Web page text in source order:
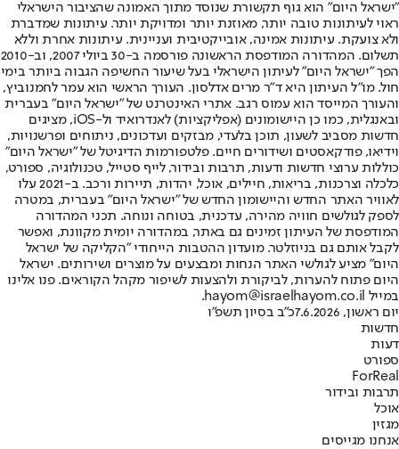
"ישראל היום" הוא גוף תקשורת שנוסד מתוך האמונה שהציבור הישראלי
ראוי לעיתונות טובה יותר, מאוזנת יותר ומדויקת יותר. עיתונות שמדברת
ולא צועקת. עיתונות אמינה, אובייקטיבית ועניינית. עיתונות אחרת וללא
תשלום. המהדורה המודפסת הראשונה פורסמה ב-30 ביולי 2007, וב-2010
הפך "ישראל היום" לעיתון הישראלי בעל שיעור החשיפה הגבוה ביותר בימי
חול. מו"ל העיתון היא ד"ר מרים אדלסון. העורך הראשי הוא עמר לחמנוביץ,
והעורך המייסד הוא עמוס רגב. אתרי האינטרנט של "ישראל היום" בעברית
ובאנגלית, כמו כן היישומונים (אפליקציות) לאנדרואיד ול-iOS, מציגים
חדשות מסביב לשעון, תוכן בלעדי, מבזקים ועדכונים, ניתוחים ופרשנויות,
וידיאו, פודקאסטים ושידורים חיים. פלטפורמות הדיגיטל של "ישראל היום"
כוללות ערוצי חדשות ודעות, תרבות ובידור, לייף סטייל, טכנולוגיה, ספורט,
כלכלה וצרכנות, בריאות, חיילים, אוכל, יהדות, תיירות ורכב. ב-2021 עלו
לאוויר האתר החדש והיישומון החדש של "ישראל היום" בעברית, במטרה
לספק לגולשים חוויה מהירה, עדכנית, בטוחה ונוחה. תכני המהדורה
המודפסת של העיתון זמינים גם באתר, במהדורה יומית מקוונת, ואפשר
לקבל אותם גם בניוזלטר. מועדון ההטבות הייחודי "הקליקה של ישראל
היום" מציע לגולשי האתר הנחות ומבצעים על מוצרים ושירותים. ישראל
היום פתוח להערות, לביקורת ולהצעות לשיפור מקהל הקוראים. פנו אלינו
במייל hayom@israelhayom.co.il.
יום ראשון, 7.6.2026
כ"ב בסיון תשפ"ו
חדשות
דעות
ספורט
ForReal
תרבות ובידור
אוכל
מגזין
אנחנו מגייסים